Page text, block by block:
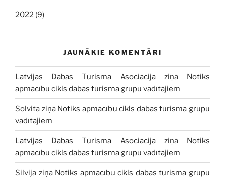
2022 (9)
JAUNĀKIE KOMENTĀRI
Latvijas Dabas Tūrisma Asociācija ziņā Notiks
apmācību cikls dabas tūrisma grupu vadītājiem
Solvita ziņā Notiks apmācību cikls dabas tūrisma grupu
vadītājiem
Latvijas Dabas Tūrisma Asociācija ziņā Notiks
apmācību cikls dabas tūrisma grupu vadītājiem
Silvija ziņā Notiks apmācību cikls dabas tūrisma grupu